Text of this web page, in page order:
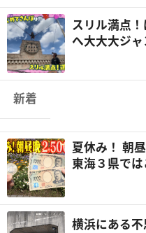
スリル満点
へ大大大ジ
新着
夏休み！ 朝
東海３県で
横浜にある